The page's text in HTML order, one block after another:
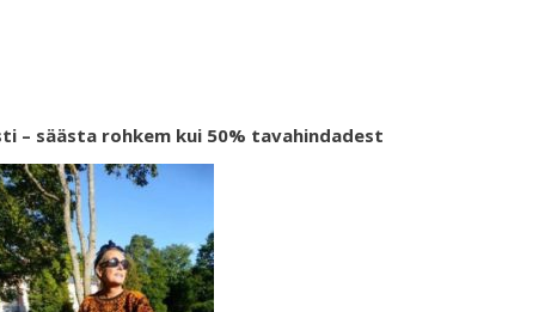
– säästa rohkem kui 50% tavahindadest